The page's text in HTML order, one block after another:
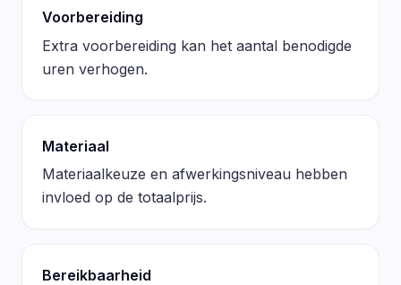
Voorbereiding
Extra voorbereiding kan het aantal benodigde
uren verhogen.
Materiaal
Materiaalkeuze en afwerkingsniveau hebben
invloed op de totaalprijs.
Bereikbaarheid